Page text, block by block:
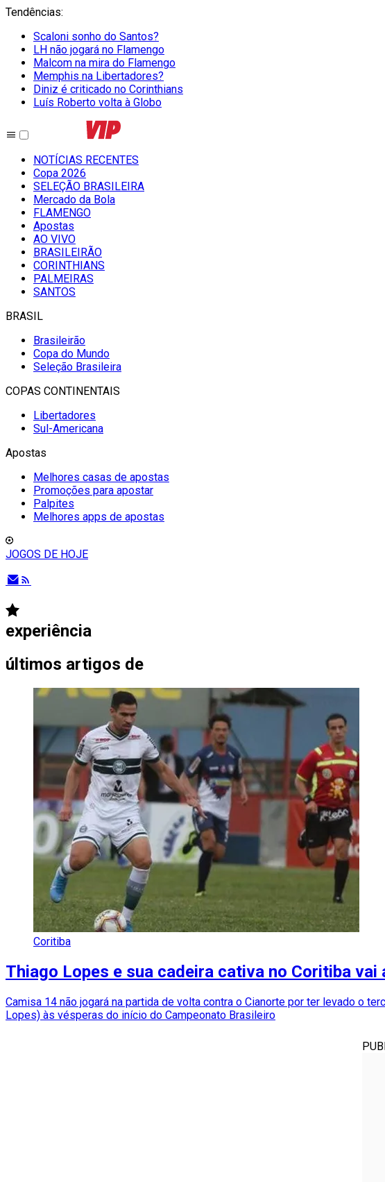
Tendências:
Scaloni sonho do Santos?
LH não jogará no Flamengo
Malcom na mira do Flamengo
Memphis na Libertadores?
Diniz é criticado no Corinthians
Luís Roberto volta à Globo
NOTÍCIAS RECENTES
Copa 2026
SELEÇÃO BRASILEIRA
Mercado da Bola
FLAMENGO
Apostas
AO VIVO
BRASILEIRÃO
CORINTHIANS
PALMEIRAS
SANTOS
BRASIL
Brasileirão
Copa do Mundo
Seleção Brasileira
COPAS CONTINENTAIS
Libertadores
Sul-Americana
Apostas
Melhores casas de apostas
Promoções para apostar
Palpites
Melhores apps de apostas
JOGOS DE HOJE
experiência
últimos artigos de
Coritiba
Thiago Lopes e sua cadeira cativa no Coritiba vai
Camisa 14 não jogará na partida de volta contra o Cianorte por ter levado o
Lopes) às vésperas do início do Campeonato Brasileiro